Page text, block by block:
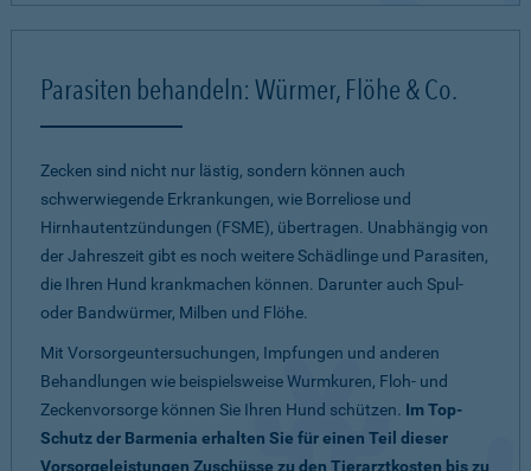
Parasiten behandeln: Würmer, Flöhe & Co.
Zecken sind nicht nur lästig, sondern können auch
schwerwiegende Erkrankungen, wie Borreliose und
Hirnhautentzündungen (FSME), übertragen. Unabhängig von
der Jahreszeit gibt es noch weitere Schädlinge und Parasiten,
die Ihren Hund krankmachen können. Darunter auch Spul-
oder Bandwürmer, Milben und Flöhe.
Mit Vorsorgeuntersuchungen, Impfungen und anderen
Behandlungen wie beispielsweise Wurmkuren, Floh- und
Zeckenvorsorge können Sie Ihren Hund schützen. Im Top-
Schutz der Barmenia erhalten Sie für einen Teil dieser
Vorsorgeleistungen Zuschüsse zu den Tierarztkosten bis zu